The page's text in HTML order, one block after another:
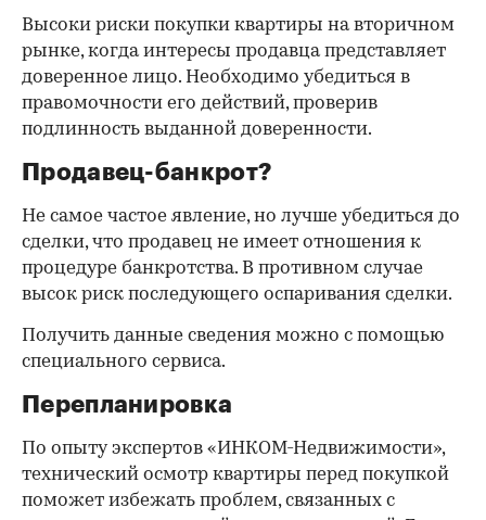
Высоки риски покупки квартиры на вторичном
рынке, когда интересы продавца представляет
доверенное лицо. Необходимо убедиться в
правомочности его действий, проверив
подлинность выданной доверенности.
Продавец-банкрот?
Не самое частое явление, но лучше убедиться до
сделки, что продавец не имеет отношения к
процедуре банкротства. В противном случае
высок риск последующего оспаривания сделки.
Получить данные сведения можно с помощью
специального сервиса.
Перепланировка
По опыту экспертов «ИНКОМ-Недвижимости»,
технический осмотр квартиры перед покупкой
поможет избежать проблем, связанных с